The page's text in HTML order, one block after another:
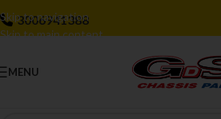
Skip to navigation
Skip to main content
3006941388
MENU